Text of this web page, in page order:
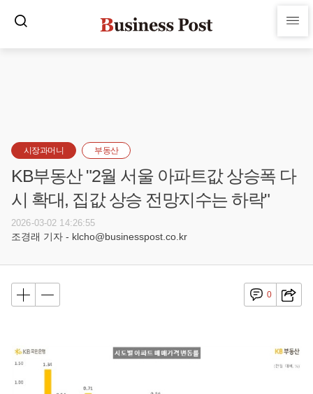
시장과머니 부동산
KB부동산 "2월 서울 아파트값 상승폭 다
시 확대, 집값 상승 전망지수는 하락"
2026-03-02 14:26:55
조경래 기자 - klcho@businesspost.co.kr
0